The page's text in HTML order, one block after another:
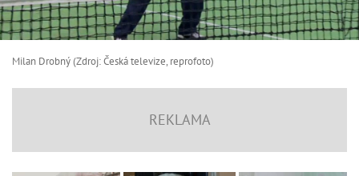
Milan Drobný (Zdroj: Česká televize, reprofoto)